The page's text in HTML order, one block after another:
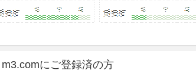
ていない。
に投与すること。一般に生理機能が低下し
m3.comにご登録済の方